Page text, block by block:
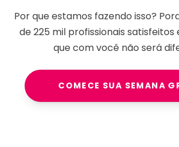
Por que estamos fazendo isso?
de225 milprofissionais satisfeitos
que com você não será
COMECE SUA SEMANA